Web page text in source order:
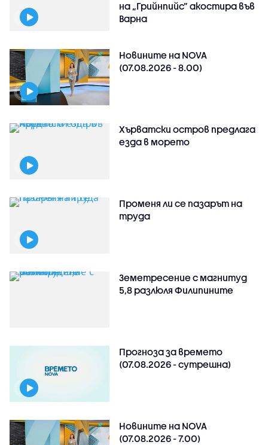
на „Грийнпийс” акостира във
Варна
Новините на NOVA
(07.08.2026 - 8.00)
Хърватски остров предлага
езда в морето
Променя ли се пазарът на
труда
Земетресение с магнитуд
5,8 разлюля Филипините
Прогноза за времето
(07.08.2026 - сутрешна)
Новините на NOVA
(07.08.2026 - 7.00)